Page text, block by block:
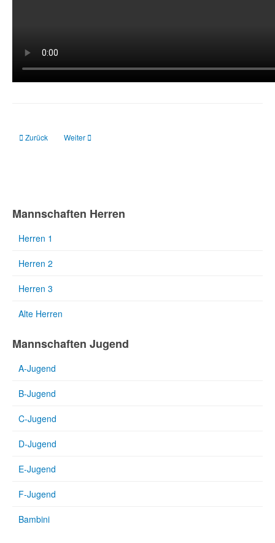
Vorheriger Beitrag: 100 Jahre Fussball in Repelen
Zurück Nächster Beitrag: Fußball Technik-Training
Weiter
Mannschaften Herren
Herren 1
Herren 2
Herren 3
Alte Herren
Mannschaften Jugend
A-Jugend
B-Jugend
C-Jugend
D-Jugend
E-Jugend
F-Jugend
Bambini